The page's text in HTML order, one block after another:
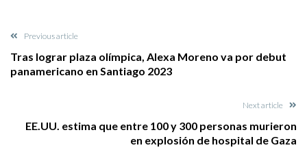
Previous article
Tras lograr plaza olímpica, Alexa Moreno va por debut
panamericano en Santiago 2023
Next article
EE.UU. estima que entre 100 y 300 personas murieron
en explosión de hospital de Gaza